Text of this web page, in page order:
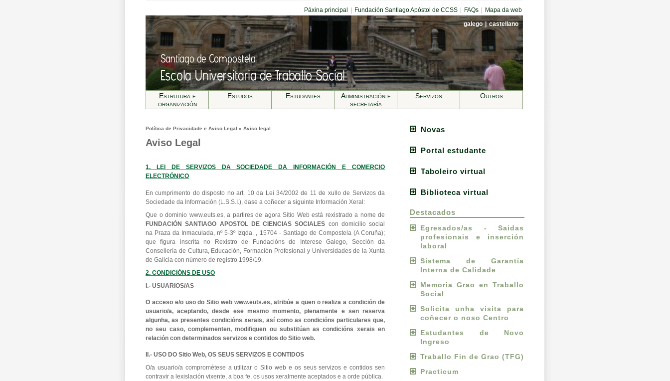
Páxina principal Fundación Santiago Apóstol de CCSS FAQs
Mapa da web
galego|castellano
Estrutura e
organización
Estudos Estudantes
Administración e
secretarí­a
Servizos Outros
Política de Privacidade e Aviso Legal » Aviso legal
Aviso Legal
1. LEI DE SERVIZOS DA SOCIEDADE DA INFORMACIÓN E COMERCIO
ELECTRÓNICO
En cumprimento do disposto no art. 10 da Lei 34/2002 de 11 de xullo de Servizos da
Sociedade da Información (L.S.S.I.), dase a coñecer a siguinte Información Xeral:
Que o dominio www.euts.es, a partires de agora Sitio Web está rexistrado a nome de
FUNDACIÓN SANTIAGO APOSTOL DE CIENCIAS SOCIALES con domicilio social
na Praza da Inmaculada, nº 5-3º Izqda. , 15704 - Santiago de Compostela (A Coruña);
que figura inscrita no Rexistro de Fundacións de Interese Galego, Sección da
Consellería de Cultura, Educación, Formación Profesional y Universidades de la Xunta
de Galicia con número de registro 1998/19.
2. CONDICIÓNS DE USO
I.- USUARIOS/AS
O acceso e/o uso do Sitio web www.euts.es, atribúe a quen o realiza a condición de
usuario/a, aceptando, desde ese mesmo momento, plenamente e sen reserva
algunha, as presentes condicións xerais, así como as condicións particulares que,
no seu caso, complementen, modifiquen ou substitúan as condicións xerais en
relación con determinados servizos e contidos do Sitio web.
II.- USO DO Sitio Web, OS SEUS SERVIZOS E CONTIDOS
O/a usuario/a comprométese a utilizar o Sitio web e os seus servizos e contidos sen
contravir a lexislación vixente, a boa fe, os usos xeralmente aceptados e a orde pública.
Novas
Portal estudante
Taboleiro virtual
Biblioteca virtual
Destacados
Egresados/as - Saidas
profesionais e inserción
laboral
Sistema de Garantía
Interna de Calidade
Memoria Grao en Traballo
Social
Solicita unha visita para
coñecer o noso Centro
Estudantes de Novo
Ingreso
Traballo Fin de Grao (TFG)
Practicum